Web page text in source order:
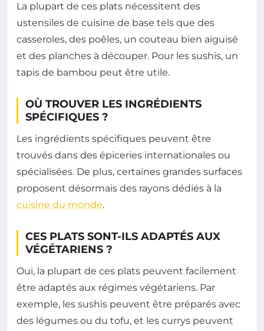
La plupart de ces plats nécessitent des
ustensiles de cuisine de base tels que des
casseroles, des poêles, un couteau bien aiguisé
et des planches à découper. Pour les sushis, un
tapis de bambou peut être utile.
OÙ TROUVER LES INGRÉDIENTS
SPÉCIFIQUES ?
Les ingrédients spécifiques peuvent être
trouvés dans des épiceries internationales ou
spécialisées. De plus, certaines grandes surfaces
proposent désormais des rayons dédiés à la
cuisine du monde.
CES PLATS SONT-ILS ADAPTÉS AUX
VÉGÉTARIENS ?
Oui, la plupart de ces plats peuvent facilement
être adaptés aux régimes végétariens. Par
exemple, les sushis peuvent être préparés avec
des légumes ou du tofu, et les currys peuvent